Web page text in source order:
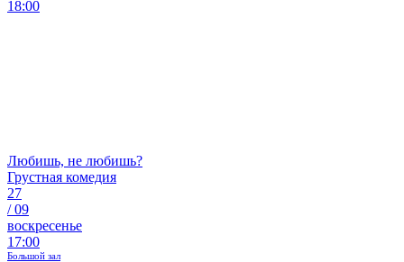
18:00
Любишь, не любишь?
Грустная комедия
27
/09
воскресенье
17:00
Большой зал